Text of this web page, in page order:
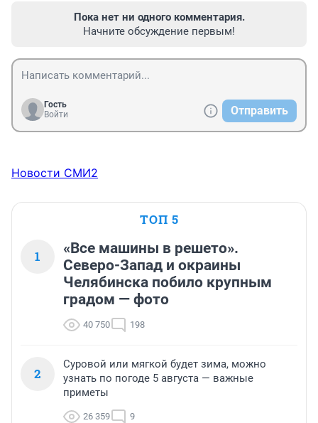
Пока нет ни одного комментария.
Начните обсуждение первым!
Гость
Войти
Отправить
Новости СМИ2
ТОП 5
1
«Все машины в решето».
Северо-Запад и окраины
Челябинска побило крупным
градом — фото
40 750 198
2
Суровой или мягкой будет зима, можно
узнать по погоде 5 августа — важные
приметы
26 359 9